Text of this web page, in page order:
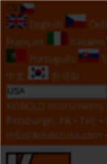
English
Français
Italiano
Português
中文
한국의
KOBOLD Instruments
Pittsburgh, PA • Tel:
info@koboldusa.com